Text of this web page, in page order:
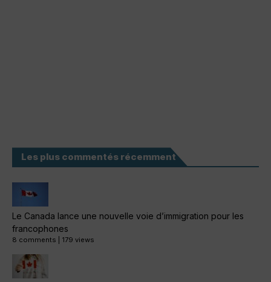
Les plus commentés récemment
Le Canada lance une nouvelle voie d’immigration pour les
francophones
8 comments 179 views